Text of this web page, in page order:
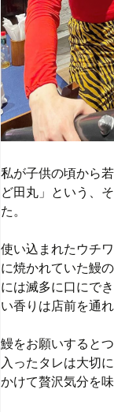
私が子供の頃から
ど田丸」という、
た。
使い込まれたウチ
に焼かれていた鰻の
には滅多に口にで
い香りは店前を通
鰻をお願いすると
入ったタレは大切
かけて贅沢気分を